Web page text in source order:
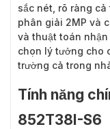
sắc nét, rõ ràng
phân giải 2MP và
và thuật toán
chọn lý tưởng cho
trường cả trong
Tính năng
852T38I-S6